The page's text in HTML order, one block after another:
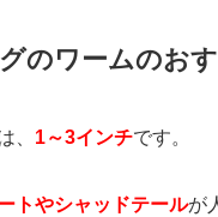
のワームのお
、 1～3インチです。
トやシャッドテールが